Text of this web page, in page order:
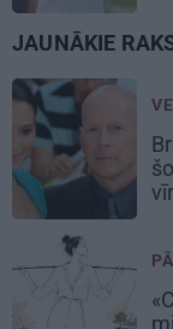
JAUNĀKIE